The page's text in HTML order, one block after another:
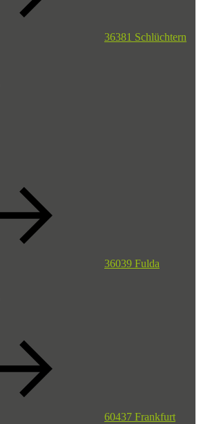
36381 Schlüchtern
36039 Fulda
60437 Frankfurt